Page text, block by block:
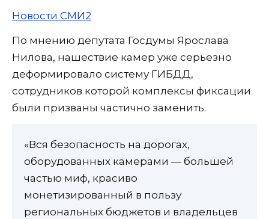
Новости СМИ2
По мнению депутата Госдумы Ярослава
Нилова, нашествие камер уже серьезно
деформировало систему ГИБДД,
сотрудников которой комплексы фиксации
были призваны частично заменить.
«Вся безопасность на дорогах,
оборудованных камерами — большей
частью миф, красиво
монетизированный в пользу
региональных бюджетов и владельцев